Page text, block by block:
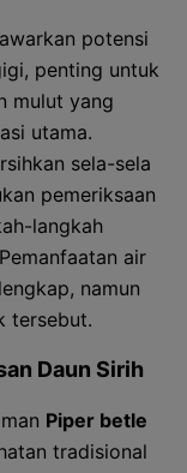
potensi
penting untuk
mulut yang
utama.
sela-sela
pemeriksaan
langkah
air
namun
tersebut.
Daun Sirih
Piper betle
tradisional